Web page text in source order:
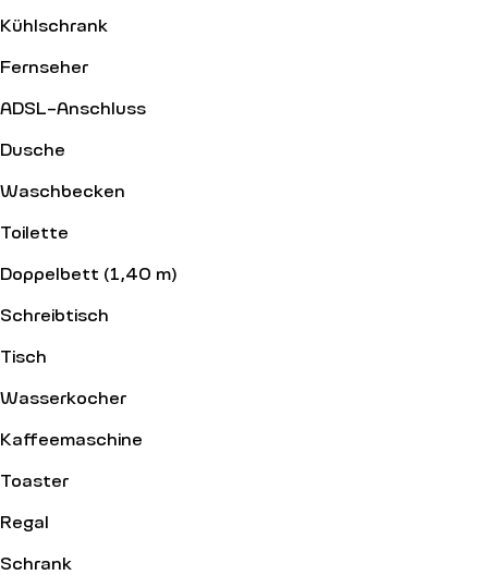
Kühlschrank
Fernseher
ADSL-Anschluss
Dusche
Waschbecken
Toilette
Doppelbett (1,40 m)
Schreibtisch
Tisch
Wasserkocher
Kaffeemaschine
Toaster
Regal
Schrank